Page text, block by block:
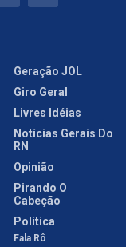
Geração JOL
Giro Geral
Livres Idéias
Notícias Gerais Do
RN
Opinião
Pirando O
Cabeção
Política
Fala Rô